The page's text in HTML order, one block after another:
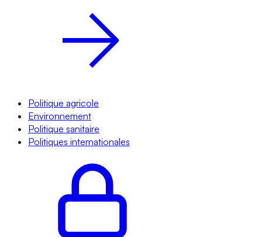
Politique agricole
Environnement
Politique sanitaire
Politiques internationales